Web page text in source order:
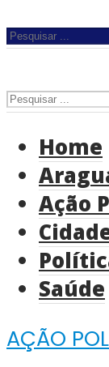
Home
Ação
Saúde
AÇÃO